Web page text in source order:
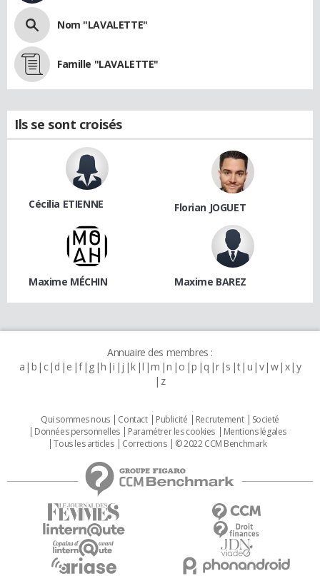
Nom "LAVALETTE"
Famille "LAVALETTE"
Ils se sont croisés
Cécilia ETIENNE Florian JOGUET
Maxime MÉCHIN Maxime BAREZ
Annuaire des membres :
a b c d e f g h i j k l m n o p q r s t u v w x y
z
Qui sommes nous Contact Publicité Recrutement
Societé
Données personnelles
Paramétrer les cookies
Mentions légales
Tous les articles
Corrections © 2022 CCM Benchmark